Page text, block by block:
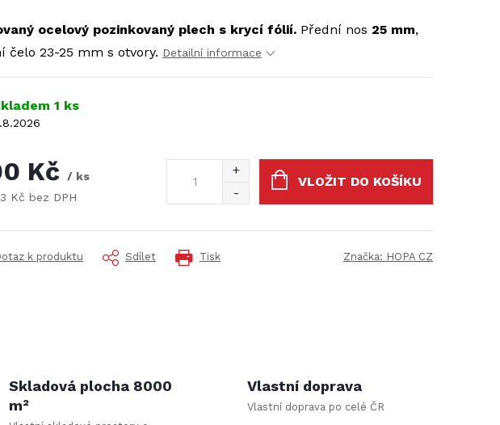
ocelový pozinkovaný plech s krycí fólií. Přední nos 25 mm,
čelo 23-25 mm s otvory. Detailní informace
1 ks
Kč
/ ks
Kč bez DPH
VLOŽIT DO KOŠÍKU
Tisk
k produktu Sdílet Značka: HOPA CZ
Skladová plocha 8000
m²
Vlastní doprava
Vlastní doprava po celé ČR